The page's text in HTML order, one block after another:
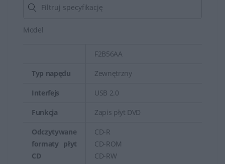
HP oferuje szeroki zakres części zamiennych, które są
dostępne w sklepach internetowych, autoryzowanych
producenta. Ważne jest, aby upewnić się, że część
zamienna jest kompatybilna z konkretnym modelem
problemów z instalacją lub działaniem sprzętu.
Produkty oryginalne HP zazwyczaj zapewniają najlepszą
kompatybilność i jakość, choć na rynku dostępne są
również produkty zamienników.
Model
F2B56AA
Typ napędu Zewnętrzny
Interfejs USB 2.0
Funkcja Zapis płyt DVD
Odczytywane
formaty płyt
CD
CD-R
CD-ROM
CD-RW